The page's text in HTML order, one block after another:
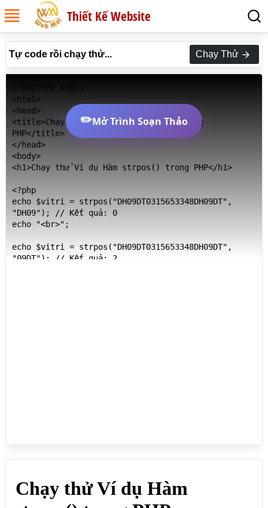
Thiết Kế Website
Tự code rồi chạy thử... Chạy Thử
<html>
<head>
<title>Chạy thử Ví dụ Hàm strpos() trong
PHP</title>
</head>
<body>
<h1>Chạy thử Ví dụ Hàm strpos() trong PHP</h1>
<?php
echo $vitri = strpos("DH09DT0315653348DH09DT",
"DH09"); // Kết quả: 0
echo "<br>";
echo $vitri = strpos("DH09DT0315653348DH09DT",
"09DT"); // Kết quả: 2
✏️Mở Trình Soạn Thảo